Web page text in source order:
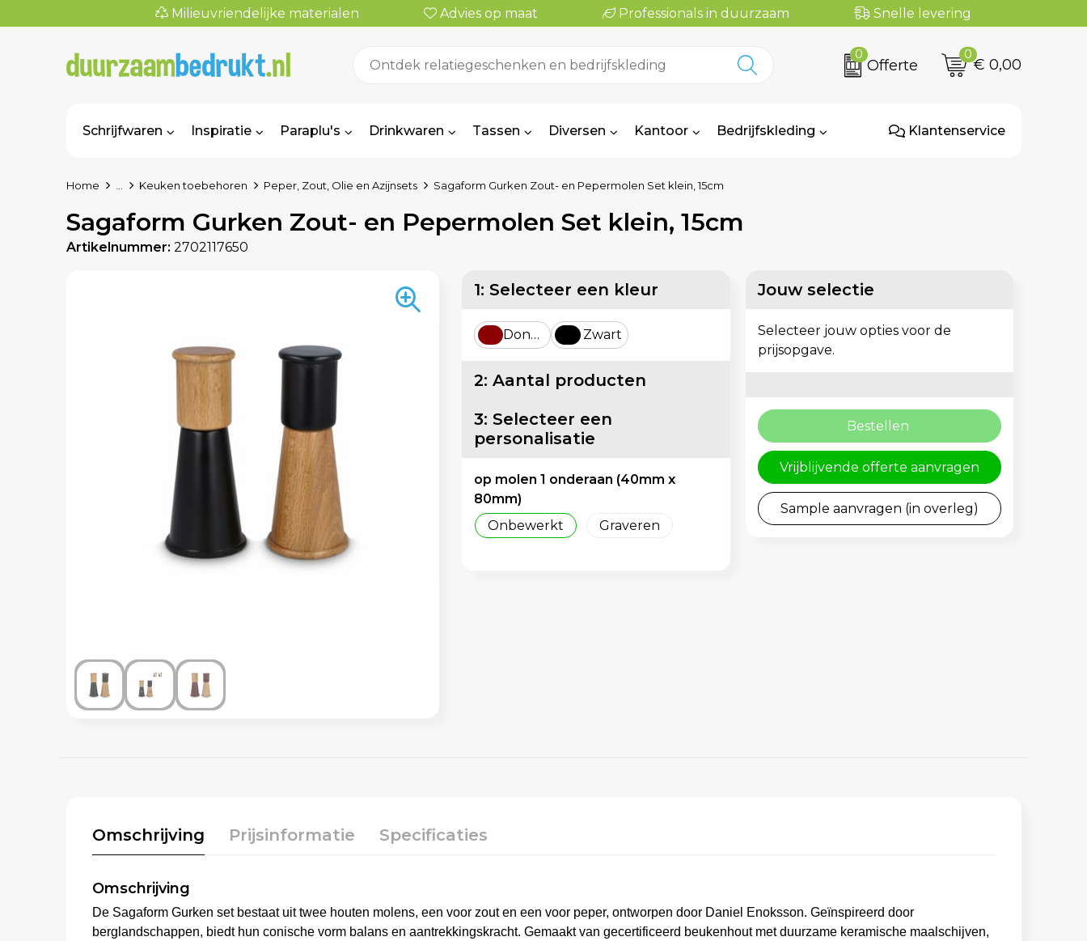
Milieuvriendelijke materialen Advies op maat Professionals in duurzaam Snelle levering
0
Offerte
0
€ 0,00
Schrijfwaren Inspiratie Paraplu's Drinkwaren Tassen Diversen Kantoor Bedrijfskleding Klantenservice
Home Keuken toebehoren Peper, Zout, Olie en Azijnsets Sagaform Gurken Zout- en Pepermolen Set klein, 15cm
Sagaform Gurken Zout- en Pepermolen Set klein, 15cm
Artikelnummer: 2702117650
1: Selecteer een kleur
Donker Rood Zwart
2: Aantal producten
3: Selecteer een
personalisatie
op molen 1 onderaan (40mm x
80mm)
Onbewerkt
Graveren
Jouw selectie
Selecteer jouw opties voor de
prijsopgave.
Bestellen
Vrijblijvende offerte aanvragen
Sample aanvragen (in overleg)
Omschrijving Prijsinformatie Specificaties
Omschrijving
De Sagaform Gurken set bestaat uit twee houten molens, een voor zout en een voor peper, ontworpen door Daniel Enoksson. Geïnspireerd door
berglandschappen, biedt hun conische vorm balans en aantrekkingskracht. Gemaakt van gecertificeerd beukenhout met duurzame keramische maalschijven,